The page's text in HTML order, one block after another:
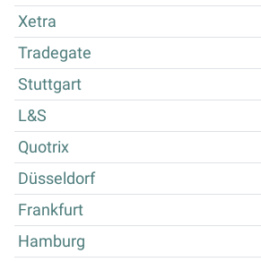
Xetra
Tradegate
Stuttgart
L&S
Quotrix
Düsseldorf
Frankfurt
Hamburg